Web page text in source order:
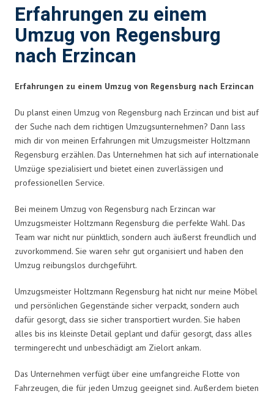
Erfahrungen zu einem
Umzug von Regensburg
nach Erzincan
Erfahrungen zu einem Umzug von Regensburg nach Erzincan
Du planst einen Umzug von Regensburg nach Erzincan und bist auf
der Suche nach dem richtigen Umzugsunternehmen? Dann lass
mich dir von meinen Erfahrungen mit Umzugsmeister Holtzmann
Regensburg erzählen. Das Unternehmen hat sich auf internationale
Umzüge spezialisiert und bietet einen zuverlässigen und
professionellen Service.
Bei meinem Umzug von Regensburg nach Erzincan war
Umzugsmeister Holtzmann Regensburg die perfekte Wahl. Das
Team war nicht nur pünktlich, sondern auch äußerst freundlich und
zuvorkommend. Sie waren sehr gut organisiert und haben den
Umzug reibungslos durchgeführt.
Umzugsmeister Holtzmann Regensburg hat nicht nur meine Möbel
und persönlichen Gegenstände sicher verpackt, sondern auch
dafür gesorgt, dass sie sicher transportiert wurden. Sie haben
alles bis ins kleinste Detail geplant und dafür gesorgt, dass alles
termingerecht und unbeschädigt am Zielort ankam.
Das Unternehmen verfügt über eine umfangreiche Flotte von
Fahrzeugen, die für jeden Umzug geeignet sind. Außerdem bieten